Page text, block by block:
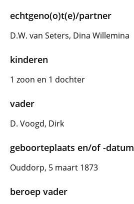
echtgeno(o)t(e)/partner
D.W. van Seters, Dina Willemina
kinderen
1 zoon en 1 dochter
vader
D. Voogd, Dirk
geboorteplaats en/of -datum
Ouddorp, 5 maart 1873
beroep vader